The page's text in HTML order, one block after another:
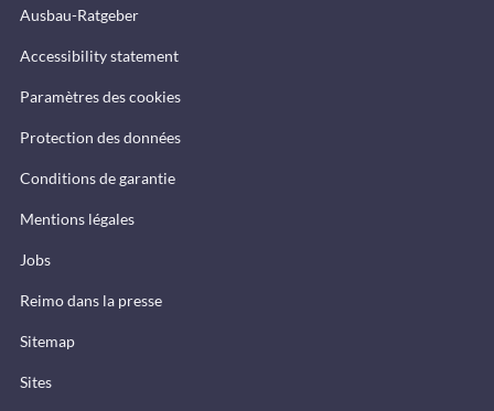
Ausbau-Ratgeber
Accessibility statement
Paramètres des cookies
Protection des données
Conditions de garantie
Mentions légales
Jobs
Reimo dans la presse
Sitemap
Sites